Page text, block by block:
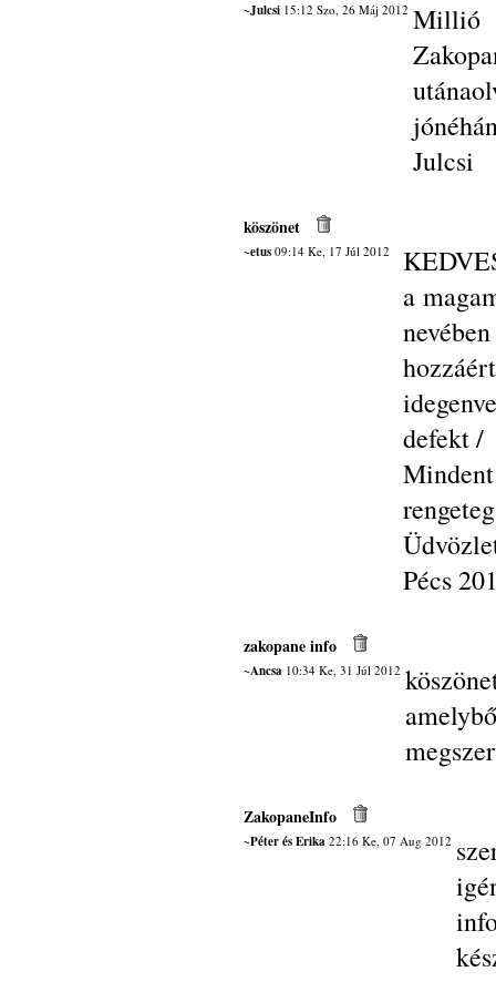
~Julcsi 15:12 Szo, 26 Máj 2012 Millió
Julcsi
köszönet
~etus 09:14 Ke, 17 Júl 2012
a
defekt /
Pécs
zakopane info
~Ancsa 10:34 Ke, 31 Júl 2012
ZakopaneInfo
~Péter és Erika 22:16 Ke, 07 Aug 2012